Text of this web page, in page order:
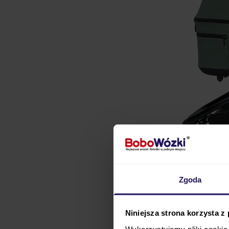
Zgoda
Niniejsza strona korzysta z
MuuvoFold 3w1 z
wygodnego od